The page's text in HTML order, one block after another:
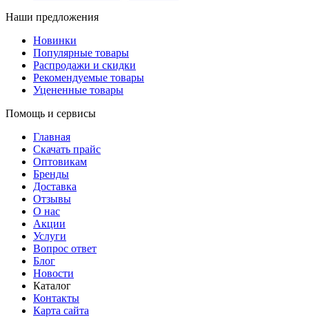
Наши предложения
Новинки
Популярные товары
Распродажи и скидки
Рекомендуемые товары
Уцененные товары
Помощь и сервисы
Главная
Скачать прайс
Оптовикам
Бренды
Доставка
Отзывы
О нас
Акции
Услуги
Вопрос ответ
Блог
Новости
Каталог
Контакты
Карта сайта